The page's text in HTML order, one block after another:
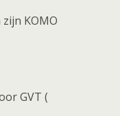
KOMO
GVT (